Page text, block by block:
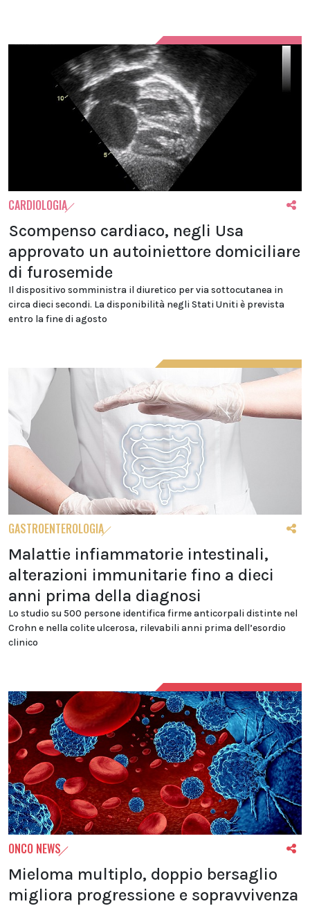
CARDIOLOGIA
Scompenso cardiaco, negli Usa
approvato un autoiniettore domiciliare
di furosemide
Il dispositivo somministra il diuretico per via sottocutanea in
circa dieci secondi. La disponibilità negli Stati Uniti è prevista
entro la fine di agosto
GASTROENTEROLOGIA
Malattie infiammatorie intestinali,
alterazioni immunitarie fino a dieci
anni prima della diagnosi
Lo studio su 500 persone identifica firme anticorpali distinte nel
Crohn e nella colite ulcerosa, rilevabili anni prima dell’esordio
clinico
ONCO NEWS
Mieloma multiplo, doppio bersaglio
migliora progressione e sopravvivenza